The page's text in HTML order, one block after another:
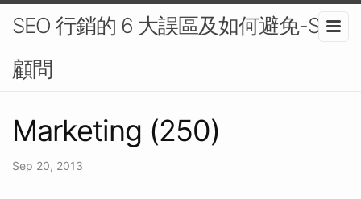
SEO 行銷的 6 大誤區及如何避免-SEO
顧問
Marketing (250)
Sep 20, 2013